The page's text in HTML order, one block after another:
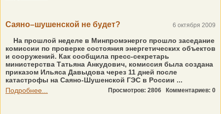
Саяно–шушенской не будет? 6 октября 2009
На прошлой неделе в Минпромэнерго прошло заседание
комиссии по проверке состояния энергетических объектов
и сооружений. Как сообщила пресс-секретарь
министерства Татьяна Анкудович, комиссия была создана
приказом Ильяса Давыдова через 11 дней после
катастрофы на Саяно-Шушенской ГЭС в России ...
Подробнее...
Просмотров: 2806 Комментариев: 0